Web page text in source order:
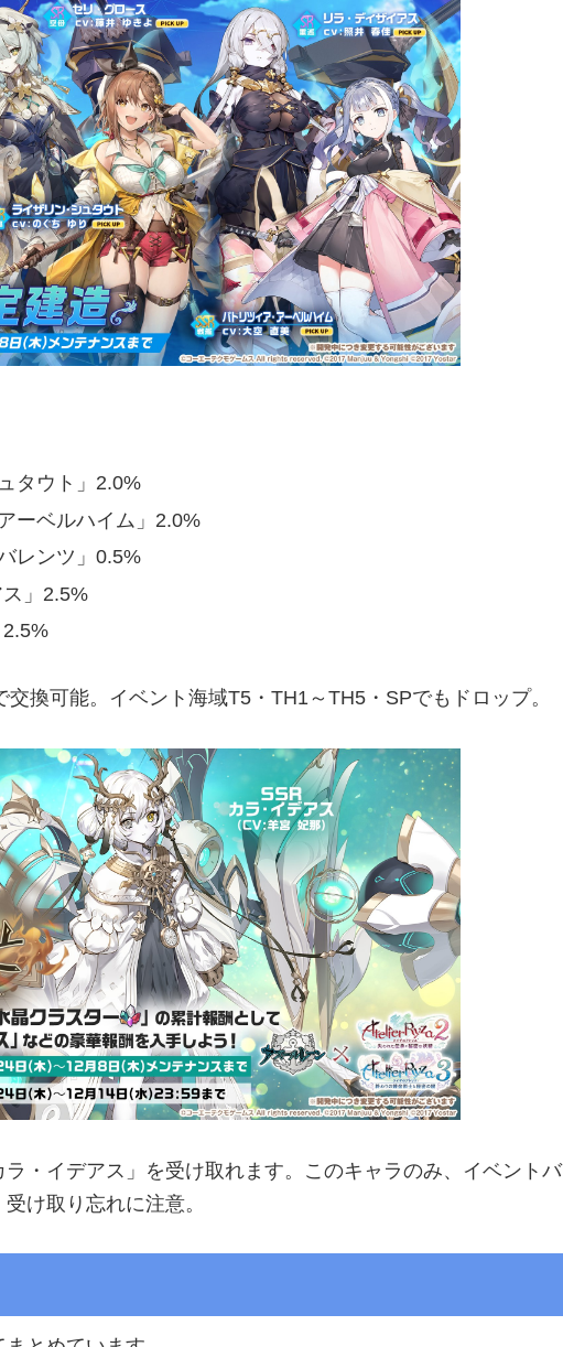
タウト」2.0%
ーベルハイム」2.0%
レンツ」0.5%
」2.5%
換可能。イベント海域T5・TH1～TH5・SPでもドロップ。
・イデアス」を受け取れます。このキャラのみ、イベントバ
け取り忘れに注意。